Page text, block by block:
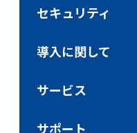
セキュリティ
導入に関して
サービス
サポート